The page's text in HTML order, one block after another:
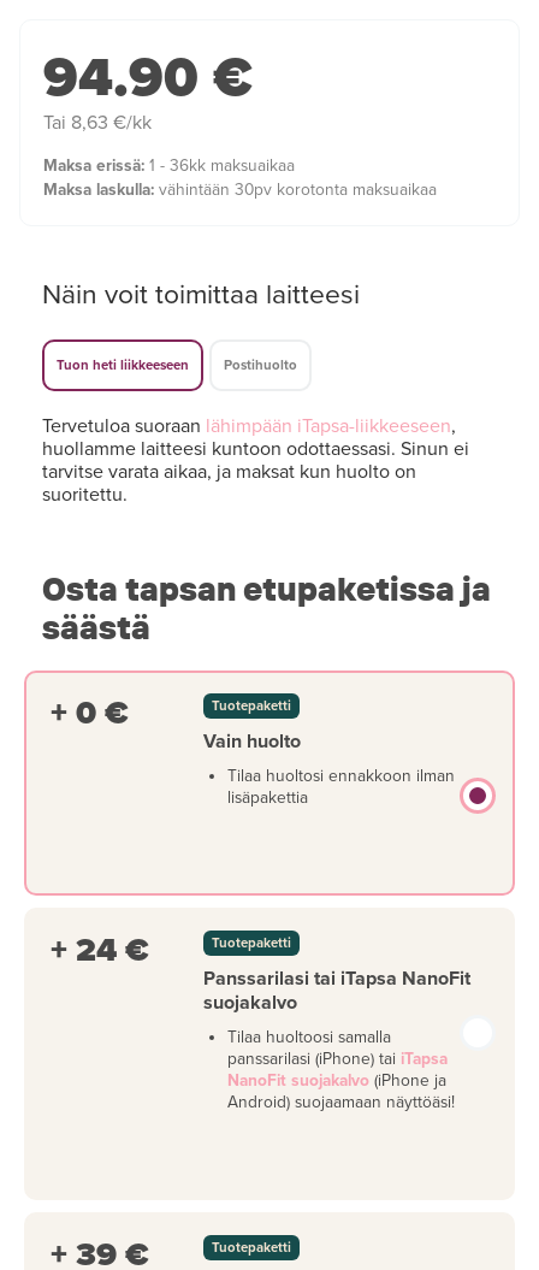
94.90 €
Tai 8,63 €/kk
Maksa erissä: 1 - 36kk maksuaikaa
Maksa laskulla: vähintään 30pv korotonta maksuaikaa
Näin voit toimittaa laitteesi
Tuon heti liikkeeseen Postihuolto
Tervetuloa suoraan lähimpään iTapsa-liikkeeseen,
huollamme laitteesi kuntoon odottaessasi. Sinun ei
tarvitse varata aikaa, ja maksat kun huolto on
suoritettu.
Osta tapsan etupaketissa ja
säästä
+ 0 € Tuotepaketti
Vain huolto
Tilaa huoltosi ennakkoon ilman
lisäpakettia
+ 24 € Tuotepaketti
Panssarilasi tai iTapsa NanoFit
suojakalvo
Tilaa huoltoosi samalla
panssarilasi (iPhone) tai iTapsa
NanoFit suojakalvo (iPhone ja
Android) suojaamaan näyttöäsi!
+ 39 € Tuotepaketti